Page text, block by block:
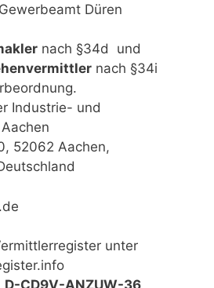
Düren
nach §34d und
nach §34i
Industrie- und
52062 Aachen,
unter